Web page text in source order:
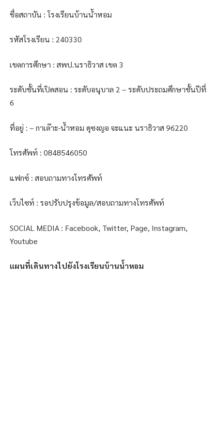
ชื่อสถาบัน : โรงเรียนบ้านน้ำหอม
รหัสโรงเรียน : 240330
เขตการศึกษา : สพป.นราธิวาส เขต 3
ระดับชั้นที่เปิดสอน : ระดับอนุบาล 2 – ระดับประถมศึกษาชั้นปีที่
6
ที่อยู่ : – กาเต๊าะ-น้ำหอม ดุซงญอ จะแนะ นราธิวาส 96220
โทรศัพท์ : 0848546050
แฟกซ์ : สอบถามทางโทรศัพท์
เว็บไซท์ : รอปรับปรุงข้อมูล/สอบถามทางโทรศัพท์
SOCIAL MEDIA : Facebook, Twitter, Page, Instagram,
Youtube
แผนที่เดินทางไปยังโรงเรียนบ้านน้ำหอม